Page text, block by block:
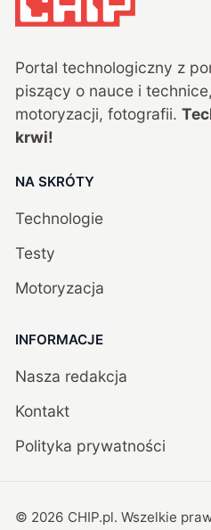
Portal technologiczny z
piszący o nauce i
motoryzacji, fotografii.
krwi!
NA SKRÓTY
Technologie
Testy
Motoryzacja
INFORMACJE
Nasza redakcja
Kontakt
Polityka prywatności
© 2026 CHIP.pl. Wszelkie